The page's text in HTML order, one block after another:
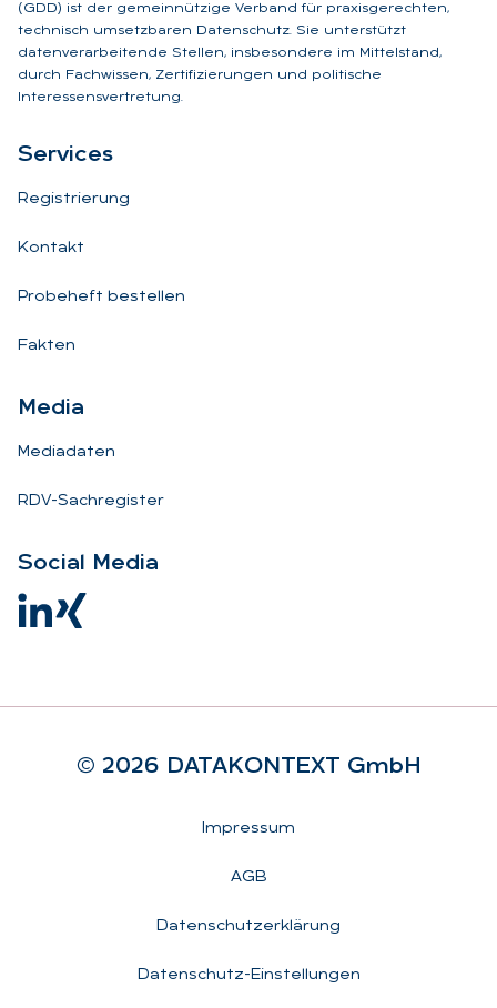
(GDD) ist der gemeinnützige Verband für praxisgerechten,
technisch umsetzbaren Datenschutz. Sie unterstützt
datenverarbeitende Stellen, insbesondere im Mittelstand,
durch Fachwissen, Zertifizierungen und politische
Interessensvertretung.
Ser­vices
Registrierung
Kontakt
Probeheft bestellen
Fakten
Me­dia
Mediadaten
RDV-Sachregister
So­ci­al Me­dia
© 2026 DA­TA­KON­TEXT GmbH
Impressum
AGB
Datenschutzerklärung
Datenschutz-Einstellungen